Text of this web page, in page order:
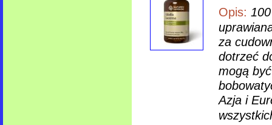
Opis:
za
dotrzeć
mogą
Azja i